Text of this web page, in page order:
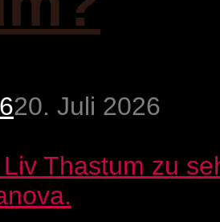
20. Juli 2026